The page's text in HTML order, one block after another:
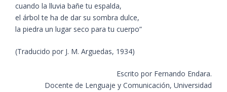
cuando la lluvia bañe tu espalda,
el árbol te ha de dar su sombra dulce,
la piedra un lugar seco para tu cuerpo”
(Traducido por J. M. Arguedas, 1934)
Escrito por Fernando Endara.
Docente de Lenguaje y Comunicación, Universidad